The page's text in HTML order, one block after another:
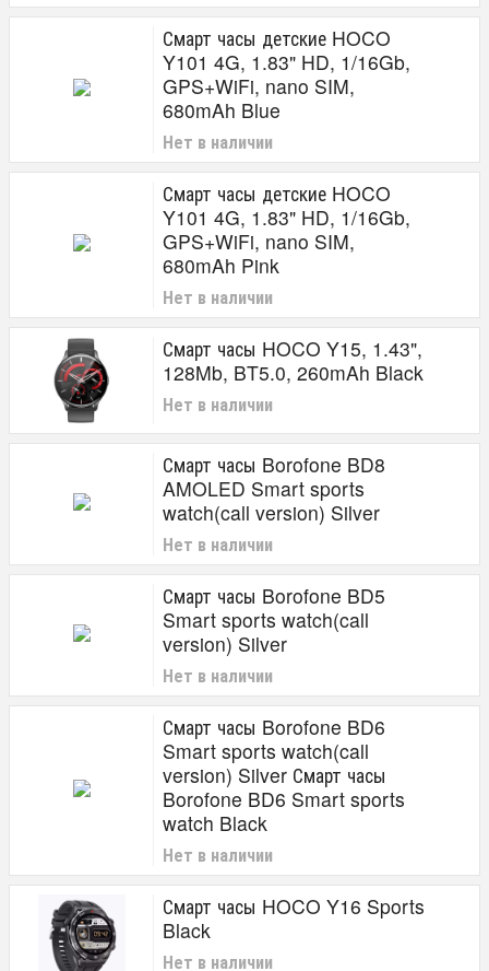
Смарт часы детские HOCO
Y101 4G, 1.83" HD, 1/16Gb,
GPS+WiFi, nano SIM,
680mAh Blue
Нет в наличии
Смарт часы детские HOCO
Y101 4G, 1.83" HD, 1/16Gb,
GPS+WiFi, nano SIM,
680mAh Pink
Нет в наличии
Смарт часы HOCO Y15, 1.43",
128Mb, BT5.0, 260mAh Black
Нет в наличии
Смарт часы Borofone BD8
AMOLED Smart sports
watch(call version) Silver
Нет в наличии
Смарт часы Borofone BD5
Smart sports watch(call
version) Silver
Нет в наличии
Смарт часы Borofone BD6
Smart sports watch(call
version) Silver Смарт часы
Borofone BD6 Smart sports
watch Black
Нет в наличии
Смарт часы HOCO Y16 Sports
Black
Нет в наличии